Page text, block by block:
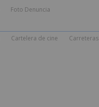
Foto Denuncia
Cartelera de cine Carreteras